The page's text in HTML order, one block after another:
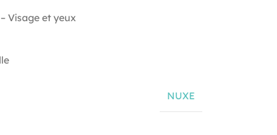
Visage et yeux
NUXE